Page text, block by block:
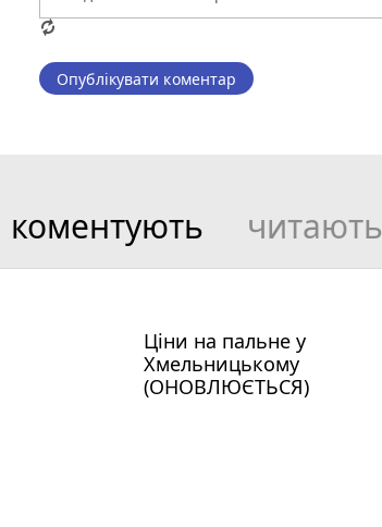
Опублікувати коментар
коментують читають
Ціни на пальне у
Хмельницькому
(ОНОВЛЮЄТЬСЯ)